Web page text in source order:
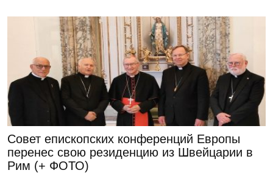
ЛЕНТА НОВОСТЕЙ
Совет епископских конференций Европы
перенес свою резиденцию из Швейцарии в
Рим (+ ФОТО)